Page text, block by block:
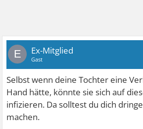
E Ex-Mitglied
Gast
Selbst wenn deine Tochter eine
Hand hätte, könnte sie sich auf
infizieren. Da solltest du dich
machen.